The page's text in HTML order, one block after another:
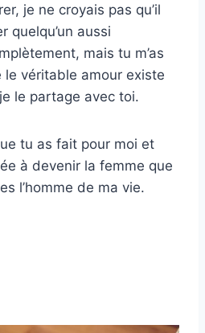
je ne croyais pas qu’il
quelqu’un aussi
mais tu m’as
véritable amour existe
le partage avec toi.
tu as fait pour moi et
à devenir la femme que
l’homme de ma vie.